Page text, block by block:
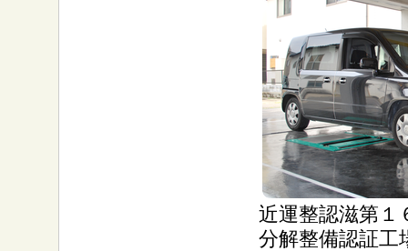
近運整認滋第１
分解整備認証工